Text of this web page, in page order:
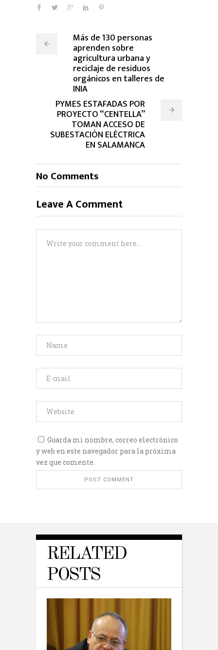
Más de 130 personas
aprenden sobre
agricultura urbana y
reciclaje de residuos
orgánicos en talleres de
INIA
PYMES ESTAFADAS POR
PROYECTO “CENTELLA”
TOMAN ACCESO DE
SUBESTACIÓN ELÉCTRICA
EN SALAMANCA
No Comments
Leave A Comment
Guarda mi nombre, correo electrónico
y web en este navegador para la próxima
vez que comente.
RELATED
POSTS